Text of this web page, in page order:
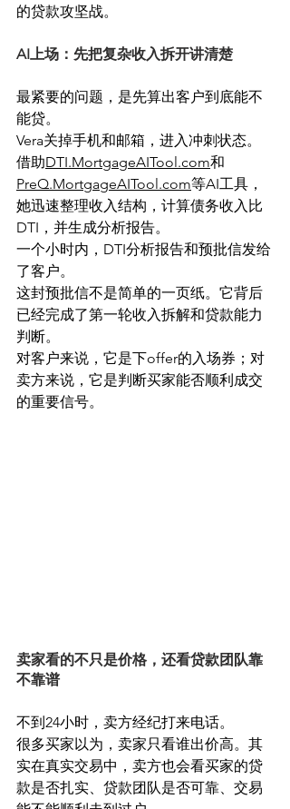
的贷款攻坚战。
AI上场：先把复杂收入拆开讲清楚
最紧要的问题，是先算出客户到底能不
能贷。
Vera关掉手机和邮箱，进入冲刺状态。
借助DTI.MortgageAITool.com和
PreQ.MortgageAITool.com等AI工具，
她迅速整理收入结构，计算债务收入比
DTI，并生成分析报告。
一个小时内，DTI分析报告和预批信发给
了客户。
这封预批信不是简单的一页纸。它背后
已经完成了第一轮收入拆解和贷款能力
判断。
对客户来说，它是下offer的入场券；对
卖方来说，它是判断买家能否顺利成交
的重要信号。
卖家看的不只是价格，还看贷款团队靠
不靠谱
不到24小时，卖方经纪打来电话。
很多买家以为，卖家只看谁出价高。其
实在真实交易中，卖方也会看买家的贷
款是否扎实、贷款团队是否可靠、交易